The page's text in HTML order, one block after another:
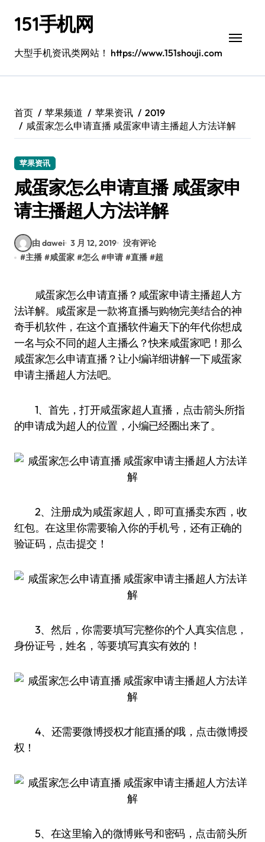
151手机网
大型手机资讯类网站！ https://www.151shouji.com
首页 苹果频道 苹果资讯
2019
咸蛋家怎么申请直播 咸蛋家申请主播超人方法详解
苹果资讯
咸蛋家怎么申请直播 咸蛋家申
请主播超人方法详解
由 dawei 3 月 12, 2019 没有评论
#主播 #咸蛋家 #怎么 #申请 #直播 #超
咸蛋家怎么申请直播？咸蛋家申请主播超人方
法详解。咸蛋家是一款将直播与购物完美结合的神
奇手机软件，在这个直播软件遍天下的年代你想成
一名与众不同的超人主播么？快来咸蛋家吧！那么
咸蛋家怎么申请直播？让小编详细讲解一下咸蛋家
申请主播超人方法吧。
1、首先，打开咸蛋家超人直播，点击箭头所指
的申请成为超人的位置，小编已经圈出来了。
2、注册成为咸蛋家超人，即可直播卖东西，收
红包。在这里你需要输入你的手机号，还有正确的
验证码，点击提交！
3、然后，你需要填写完整你的个人真实信息，
身份证号，姓名，等要填写真实有效的！
4、还需要微博授权才能直播的哦，点击微博授
权！
5、在这里输入的微博账号和密码，点击箭头所